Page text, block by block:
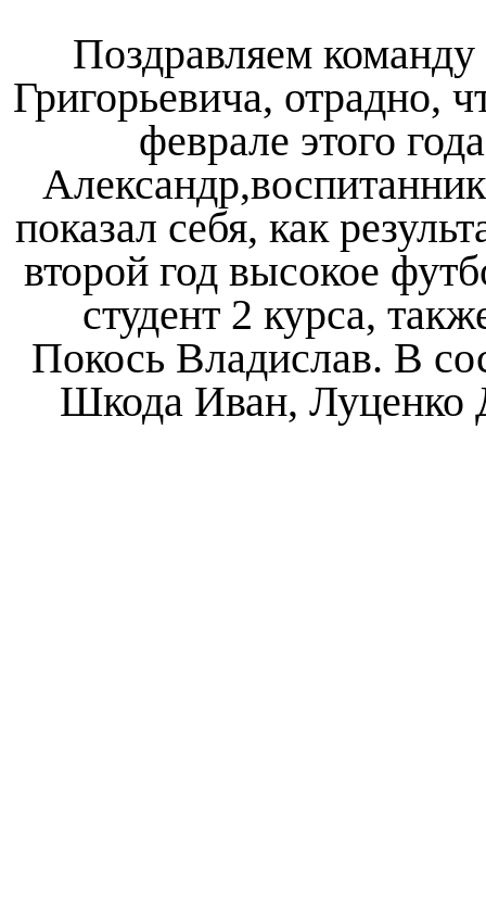
Поздравляем
Григорьевича, отрадно,
феврале этого
показал себя, как
второй год высокое
студент 2 курса,
Покось Владислав. В
Шкода Иван, Луценко